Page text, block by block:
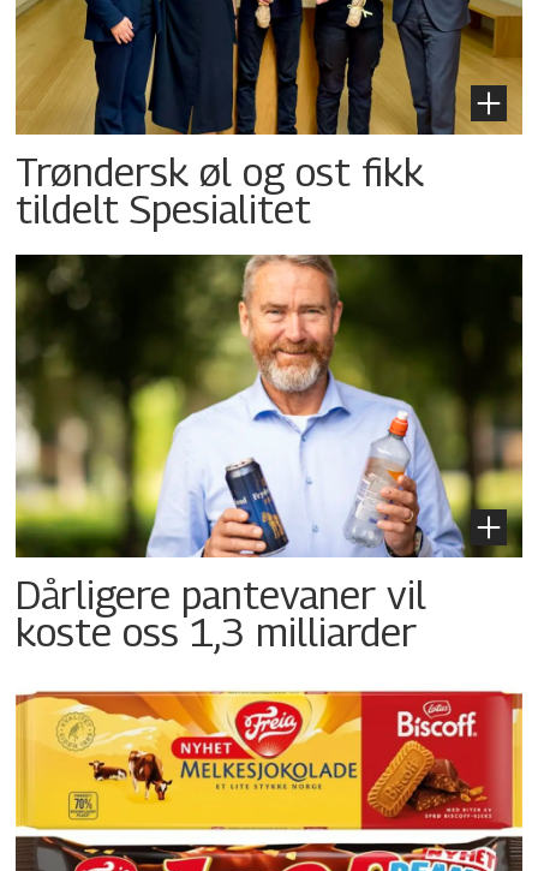
Trøndersk øl og ost fikk
tildelt Spesialitet
Dårligere pantevaner vil
koste oss 1,3 milliarder